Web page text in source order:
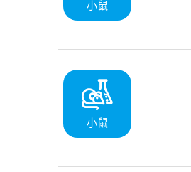
小鼠
小鼠